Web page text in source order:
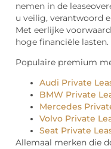
nemen in de
u veilig, verantwoord
Met eerlijke
hoge financiële lasten.
Populaire premium
Audi Private
BMW Private
Mercedes
Volvo Private
Seat Private
Allemaal merken die